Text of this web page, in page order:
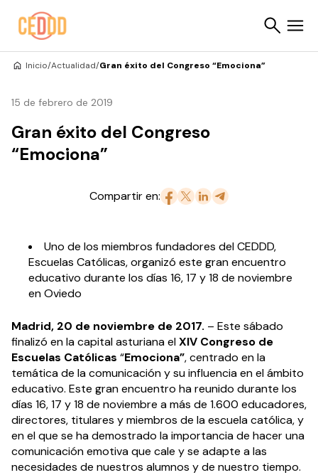
Inicio/Actualidad/Gran éxito del Congreso “Emociona”
15 de febrero de 2019
Gran éxito del Congreso
“Emociona”
Compartir en:
Uno de los miembros fundadores del CEDDD,
Escuelas Católicas, organizó este gran encuentro
educativo durante los días 16, 17 y 18 de noviembre
en Oviedo
Madrid, 20 de noviembre de 2017. – Este sábado
finalizó en la capital asturiana elXIV Congreso de
Escuelas Católicas “Emociona”, centrado en la
temática de la comunicación y su influencia en el ámbito
educativo. Este gran encuentro ha reunido durante los
días 16, 17 y 18 de noviembre a más de 1.600 educadores,
directores, titulares y miembros de la escuela católica, y
en el que se ha demostrado la importancia de hacer una
comunicación emotiva que cale y se adapte a las
necesidades de nuestros alumnos y de nuestro tiempo.